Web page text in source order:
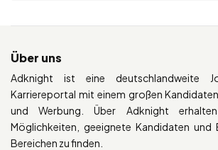
Über uns
Adknight ist eine deutschlandweite
Karriereportal mit einem großen
und Werbung. Über Adknight
Möglichkeiten, geeignete Kandidaten und
Bereichen zu finden.